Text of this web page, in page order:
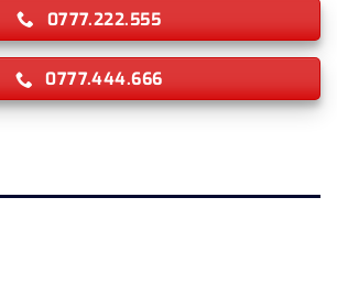
0777.222.555
0777.444.666